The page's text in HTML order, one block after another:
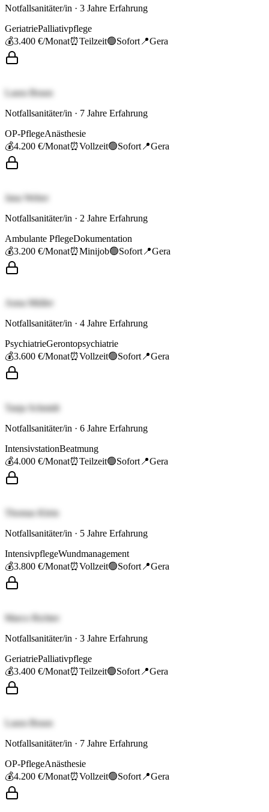
Notfallsanitäter/in · 3 Jahre Erfahrung
GeriatriePalliativpflege
💰3.400 €/Monat⏰Teilzeit🟢Sofort 📍Gera
Laura Braun
Notfallsanitäter/in · 7 Jahre Erfahrung
OP-PflegeAnästhesie
💰4.200 €/Monat⏰Vollzeit🟢Sofort 📍Gera
Jana Weber
Notfallsanitäter/in · 2 Jahre Erfahrung
Ambulante PflegeDokumentation
💰3.200 €/Monat⏰Minijob🟢Sofort 📍Gera
Anna Müller
Notfallsanitäter/in · 4 Jahre Erfahrung
PsychiatrieGerontopsychiatrie
💰3.600 €/Monat⏰Vollzeit🟢Sofort 📍Gera
Tanja Schmidt
Notfallsanitäter/in · 6 Jahre Erfahrung
IntensivstationBeatmung
💰4.000 €/Monat⏰Teilzeit🟢Sofort 📍Gera
Thomas Klein
Notfallsanitäter/in · 5 Jahre Erfahrung
IntensivpflegeWundmanagement
💰3.800 €/Monat⏰Vollzeit🟢Sofort 📍Gera
Marco Richter
Notfallsanitäter/in · 3 Jahre Erfahrung
GeriatriePalliativpflege
💰3.400 €/Monat⏰Teilzeit🟢Sofort 📍Gera
Laura Braun
Notfallsanitäter/in · 7 Jahre Erfahrung
OP-PflegeAnästhesie
💰4.200 €/Monat⏰Vollzeit🟢Sofort 📍Gera